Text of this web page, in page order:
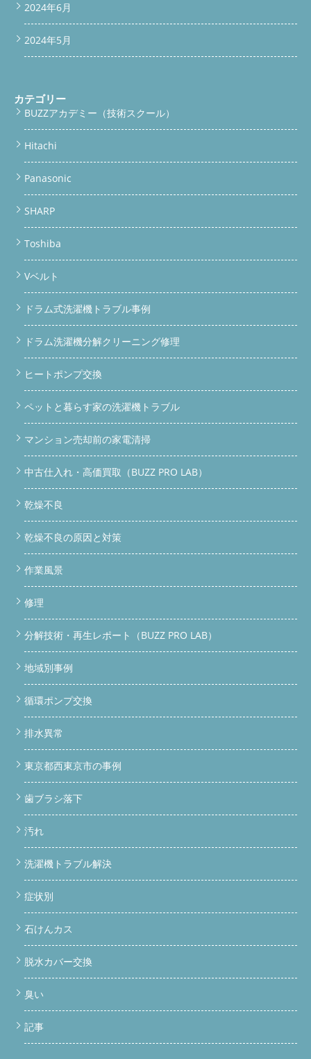
2024年6月
2024年5月
カテゴリー
BUZZアカデミー（技術スクール）
Hitachi
Panasonic
SHARP
Toshiba
Vベルト
ドラム式洗濯機トラブル事例
ドラム洗濯機分解クリーニング修理
ヒートポンプ交換
ペットと暮らす家の洗濯機トラブル
マンション売却前の家電清掃
中古仕入れ・高価買取（BUZZ PRO LAB）
乾燥不良
乾燥不良の原因と対策
作業風景
修理
分解技術・再生レポート（BUZZ PRO LAB）
地域別事例
循環ポンプ交換
排水異常
東京都西東京市の事例
歯ブラシ落下
汚れ
洗濯機トラブル解決
症状別
石けんカス
脱水カバー交換
臭い
記事